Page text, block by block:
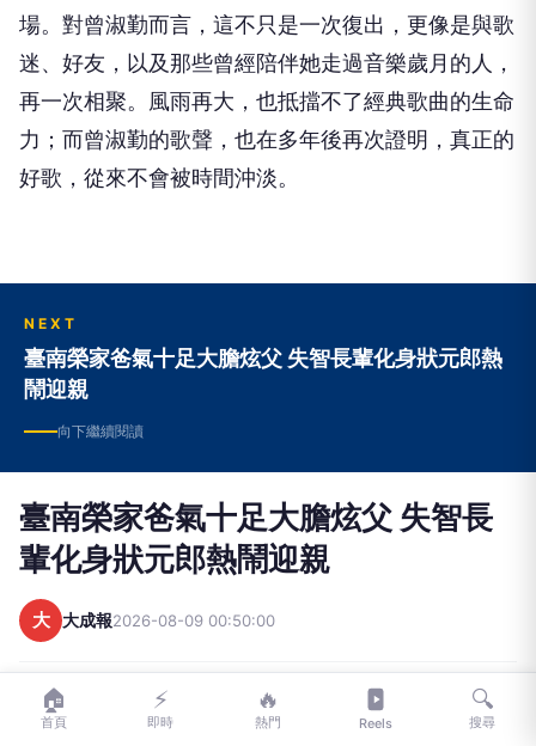
場。對曾淑勤而言，這不只是一次復出，更像是與歌
迷、好友，以及那些曾經陪伴她走過音樂歲月的人，
再一次相聚。風雨再大，也抵擋不了經典歌曲的生命
力；而曾淑勤的歌聲，也在多年後再次證明，真正的
好歌，從來不會被時間沖淡。
NEXT
臺南榮家爸氣十足大膽炫父 失智長輩化身狀元郎熱
鬧迎親
向下繼續閱讀
臺南榮家爸氣十足大膽炫父 失智長
輩化身狀元郎熱鬧迎親
大 大成報2026-08-09 00:50:00
🏠
首頁
⚡
即時
🔥
熱門 Reels
🔍
搜尋